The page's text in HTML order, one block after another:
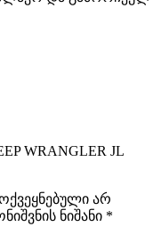
WRANGLER JL
არ
ნიშანი *